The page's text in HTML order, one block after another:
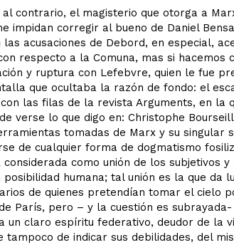
contrario, el magisterio que otorga a
impidan corregir al bueno de Daniel
las acusaciones de Debord, en especial,
respecto a la Comuna, mas si
y ruptura con Lefebvre, quien le fue
que ocultaba la razón de fondo: el
las filas de la revista Arguments, en la
verse lo que digo en: Christophe
tomadas de Marx y su
de cualquier forma de dogmatismo
considerada como unión de los subjetivos
posibilidad humana; tal unión es la que da
de quienes pretendían tomar el cielo
París, pero – y la cuestión es
un claro espíritu federativo, deudor de la
tampoco de indicar sus debilidades, del